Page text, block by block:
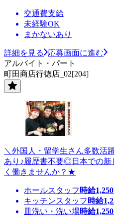
交通費支給
未経験OK
まかないあり
詳細を見る
応募画面に進む
アルバイト・パート
町田商店行徳店_02[204]
＼外国人・留学生さん多数活
あり♪履歴書不要◎日本での新
く働きませんか？★
ホールスタッフ 時給1,250
キッチンスタッフ 時給
皿洗い・洗い場時給1,250